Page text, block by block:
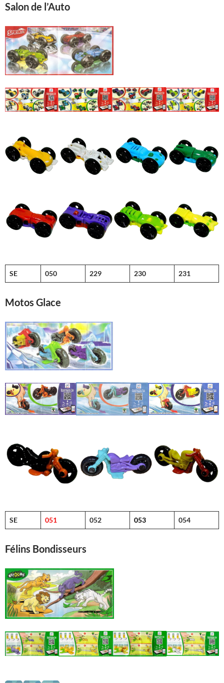
Salon de l’Auto
SE 050 229 230 231
Motos Glace
SE 051 052 053 054
Félins Bondisseurs